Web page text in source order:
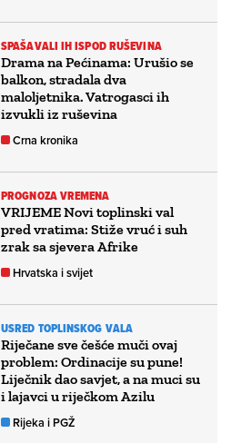
SPAŠAVALI IH ISPOD RUŠEVINA
Drama na Pećinama: Urušio se
balkon, stradala dva
maloljetnika. Vatrogasci ih
izvukli iz ruševina
Crna kronika
PROGNOZA VREMENA
VRIJEME Novi toplinski val
pred vratima: Stiže vruć i suh
zrak sa sjevera Afrike
Hrvatska i svijet
USRED TOPLINSKOG VALA
Riječane sve češće muči ovaj
problem: Ordinacije su pune!
Liječnik dao savjet, a na muci su
i lajavci u riječkom Azilu
Rijeka i PGŽ